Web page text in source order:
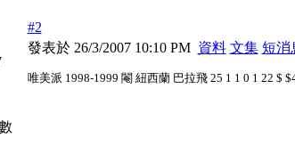
#2
發表於 26/3/2007 10:10 PM 資料 文集 短消
唯美派 1998-1999 閹 紐西蘭 巴拉飛 25 1 1 0 1 22 $